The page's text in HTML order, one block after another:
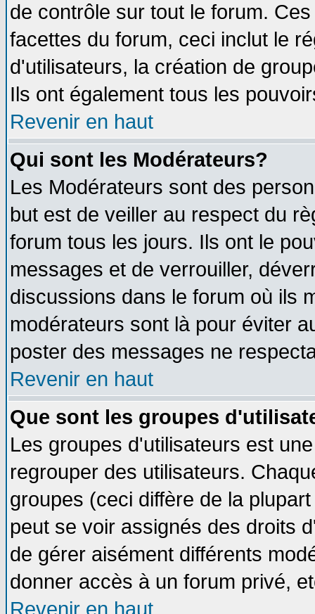
de contrôle sur tout le forum.
facettes du forum, ceci inclut le
d'utilisateurs, la création de
Ils ont également tous les
Revenir en haut
Qui sont les Modérateurs?
Les Modérateurs sont des
but est de veiller au respect du
forum tous les jours. Ils ont le
messages et de verrouiller,
discussions dans le forum où ils
modérateurs sont là pour éviter
poster des messages ne
Revenir en haut
Que sont les groupes
Les groupes d'utilisateurs est
regrouper des utilisateurs.
groupes (ceci diffère de la
peut se voir assignés des droits
de gérer aisément différents
donner accès à un forum privé,
Revenir en haut